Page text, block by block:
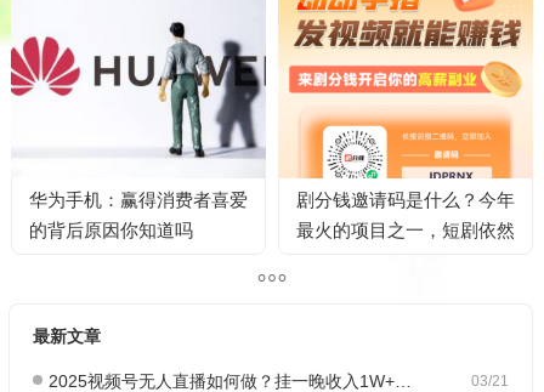
华为手机：赢得消费者喜爱
的背后原因你知道吗
剧分钱邀请码是什么？今年
最火的项目之一，短剧依然
最新文章
03/21
2025视频号无人直播如何做？挂一晚收入1W+，这份教程，小白可做~